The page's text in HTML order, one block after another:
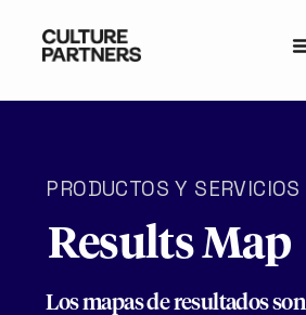
PRODUCTOS Y SERVICIOS
Results Map
Los mapas de resultados son